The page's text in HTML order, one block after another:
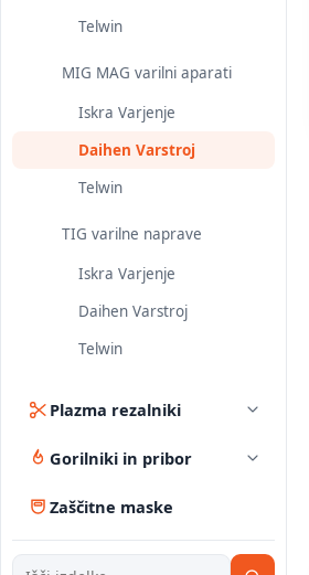
Telwin
MIG MAG varilni aparati
Iskra Varjenje
Daihen Varstroj
Telwin
TIG varilne naprave
Iskra Varjenje
Daihen Varstroj
Telwin
Plazma rezalniki
Gorilniki in pribor
Zaščitne maske